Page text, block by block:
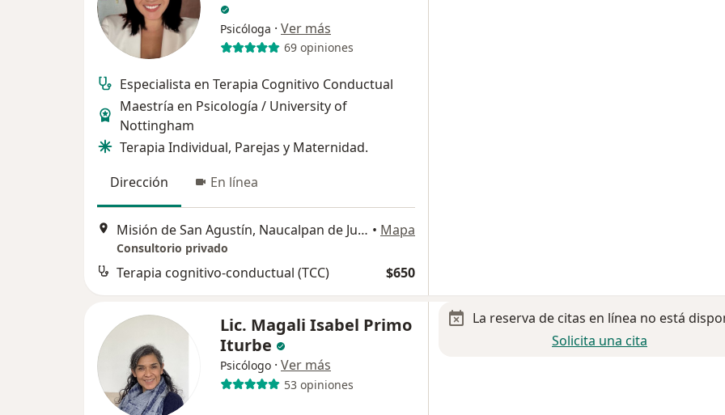
Psicóloga · Ver más
69 opiniones
Especialista en Terapia Cognitivo Conductual
Maestría en Psicología / University of
Nottingham
Terapia Individual, Parejas y Maternidad.
Dirección
En línea
Misión de San Agustín, Naucalpan de Juárez • Mapa
Consultorio privado
Terapia cognitivo-conductual (TCC) $650
Lic. Magali Isabel Primo
Iturbe
Psicólogo · Ver más
53 opiniones
La reserva de citas en línea no está
Solicita una cita